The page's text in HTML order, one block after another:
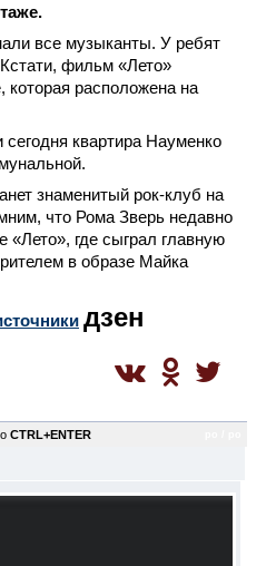
все музыканты. У ребят
фильм «Лето»
которая расположена на
квартира Науменко
знаменитый рок-клуб на
что Рома Зверь недавно
«Лето», где сыграл главную
в образе Майка
дзен
CTRL+ENTER